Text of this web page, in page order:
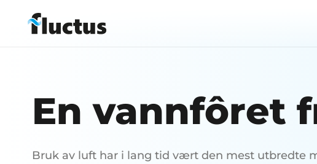
En vannfôret
Bruk av luft har i lang tid vært den mest utbredte